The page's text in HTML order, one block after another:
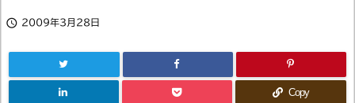
 2009年3月28日
Copy